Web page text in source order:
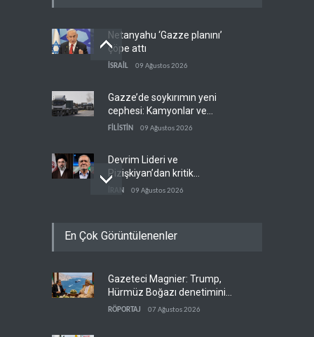
Netanyahu ‘Gazze planını’
çöpe attı
İSRAİL 09 Ağustos 2026
Gazze’de soykırımın yeni
cephesi: Kamyonlar ve
sürücüler de hedefte
FİLİSTİN 09 Ağustos 2026
Devrim Lideri ve
Pizişkiyan’dan kritik
görüşme
İRAN 09 Ağustos 2026
güçlere büyük operasyon
Grönland’da izinsiz sondaj
hamlesi
En Çok Görüntülenenler
Gazeteci Magnier: Trump,
Hürmüz Boğazı denetimini
doğrudan İran ve Umman'a
RÖPORTAJ 07 Ağustos 2026